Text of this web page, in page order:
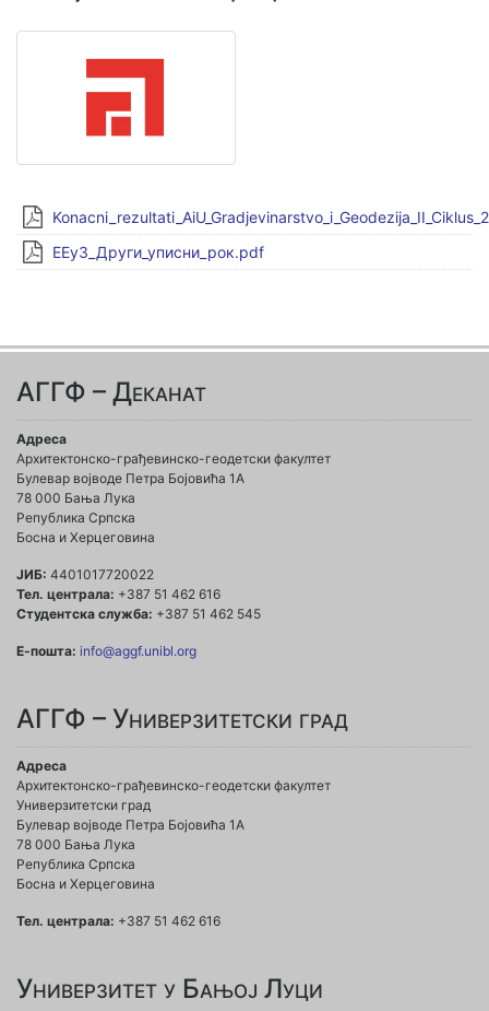
ЕЕуЗ_Други_уписни_рок.pdf
АГГФ – Деканат
Адреса
Архитектонско-грађевинско-геодетски факултет
Булевар војводе Петра Бојовића 1A
78 000 Бања Лука
Република Српска
Босна и Херцеговина
ЈИБ: 4401017720022
Тел. централа: +387 51 462 616
Студентска служба: +387 51 462 545
Е-пошта: info@aggf.unibl.org
АГГФ – Универзитетски град
Адреса
Архитектонско-грађевинско-геодетски факултет
Универзитетски град
Булевар војводе Петра Бојовића 1A
78 000 Бања Лука
Република Српска
Босна и Херцеговина
Тел. централа: +387 51 462 616
Универзитет у Бањој Луци